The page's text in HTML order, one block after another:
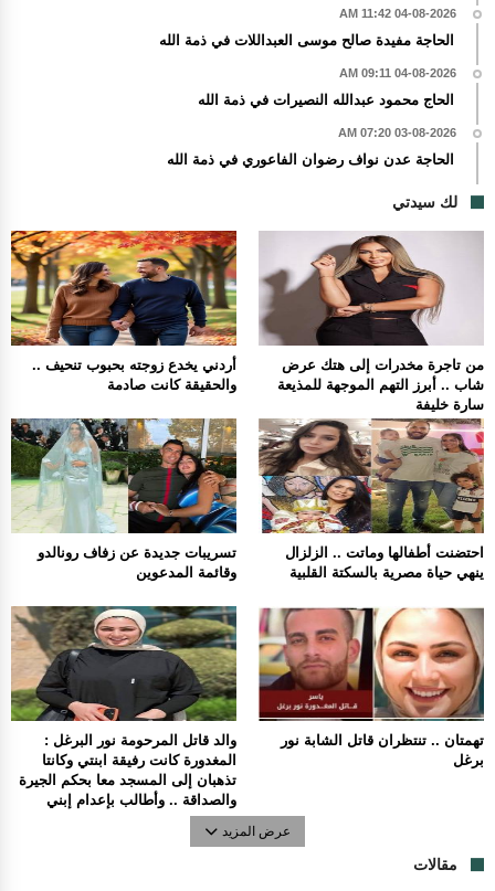
04-08-2026 11:42 AM
الحاجة مفيدة صالح موسى العبداللات في ذمة الله
04-08-2026 09:11 AM
الحاج محمود عبدالله النصيرات في ذمة الله
03-08-2026 07:20 AM
الحاجة عدن نواف رضوان الفاعوري في ذمة الله
لك سيدتي
أردني يخدع زوجته بحبوب تنحيف ..
والحقيقة كانت صادمة
من تاجرة مخدرات إلى هتك عرض
شاب .. أبرز التهم الموجهة للمذيعة
سارة خليفة
تسريبات جديدة عن زفاف رونالدو
وقائمة المدعوين
احتضنت أطفالها وماتت .. الزلزال
ينهي حياة مصرية بالسكتة القلبية
والد قاتل المرحومة نور البرغل :
المغدورة كانت رفيقة ابنتي وكانتا
تذهبان إلى المسجد معا بحكم الجيرة
والصداقة .. وأطالب بإعدام إبني
تهمتان .. تنتظران قاتل الشابة نور
برغل
عرض المزيد
مقالات